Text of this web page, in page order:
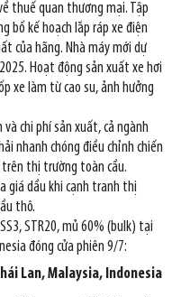
thuế quan thương mại. Tập
bố kế hoạch lắp ráp xe điện
của hãng. Nhà máy mới dự
Hoạt động sản xuất xe hơi
xe làm từ cao su, ảnh hưởng
chi phí sản xuất, cả ngành
nhanh chóng điều chỉnh chiến
trên thị trường toàn cầu.
giá dầu khi cạnh tranh thị
thô.
STR20, mủ 60% (bulk) tại
đóng cửa phiên 9/7:
Lan, Malaysia, Indonesia